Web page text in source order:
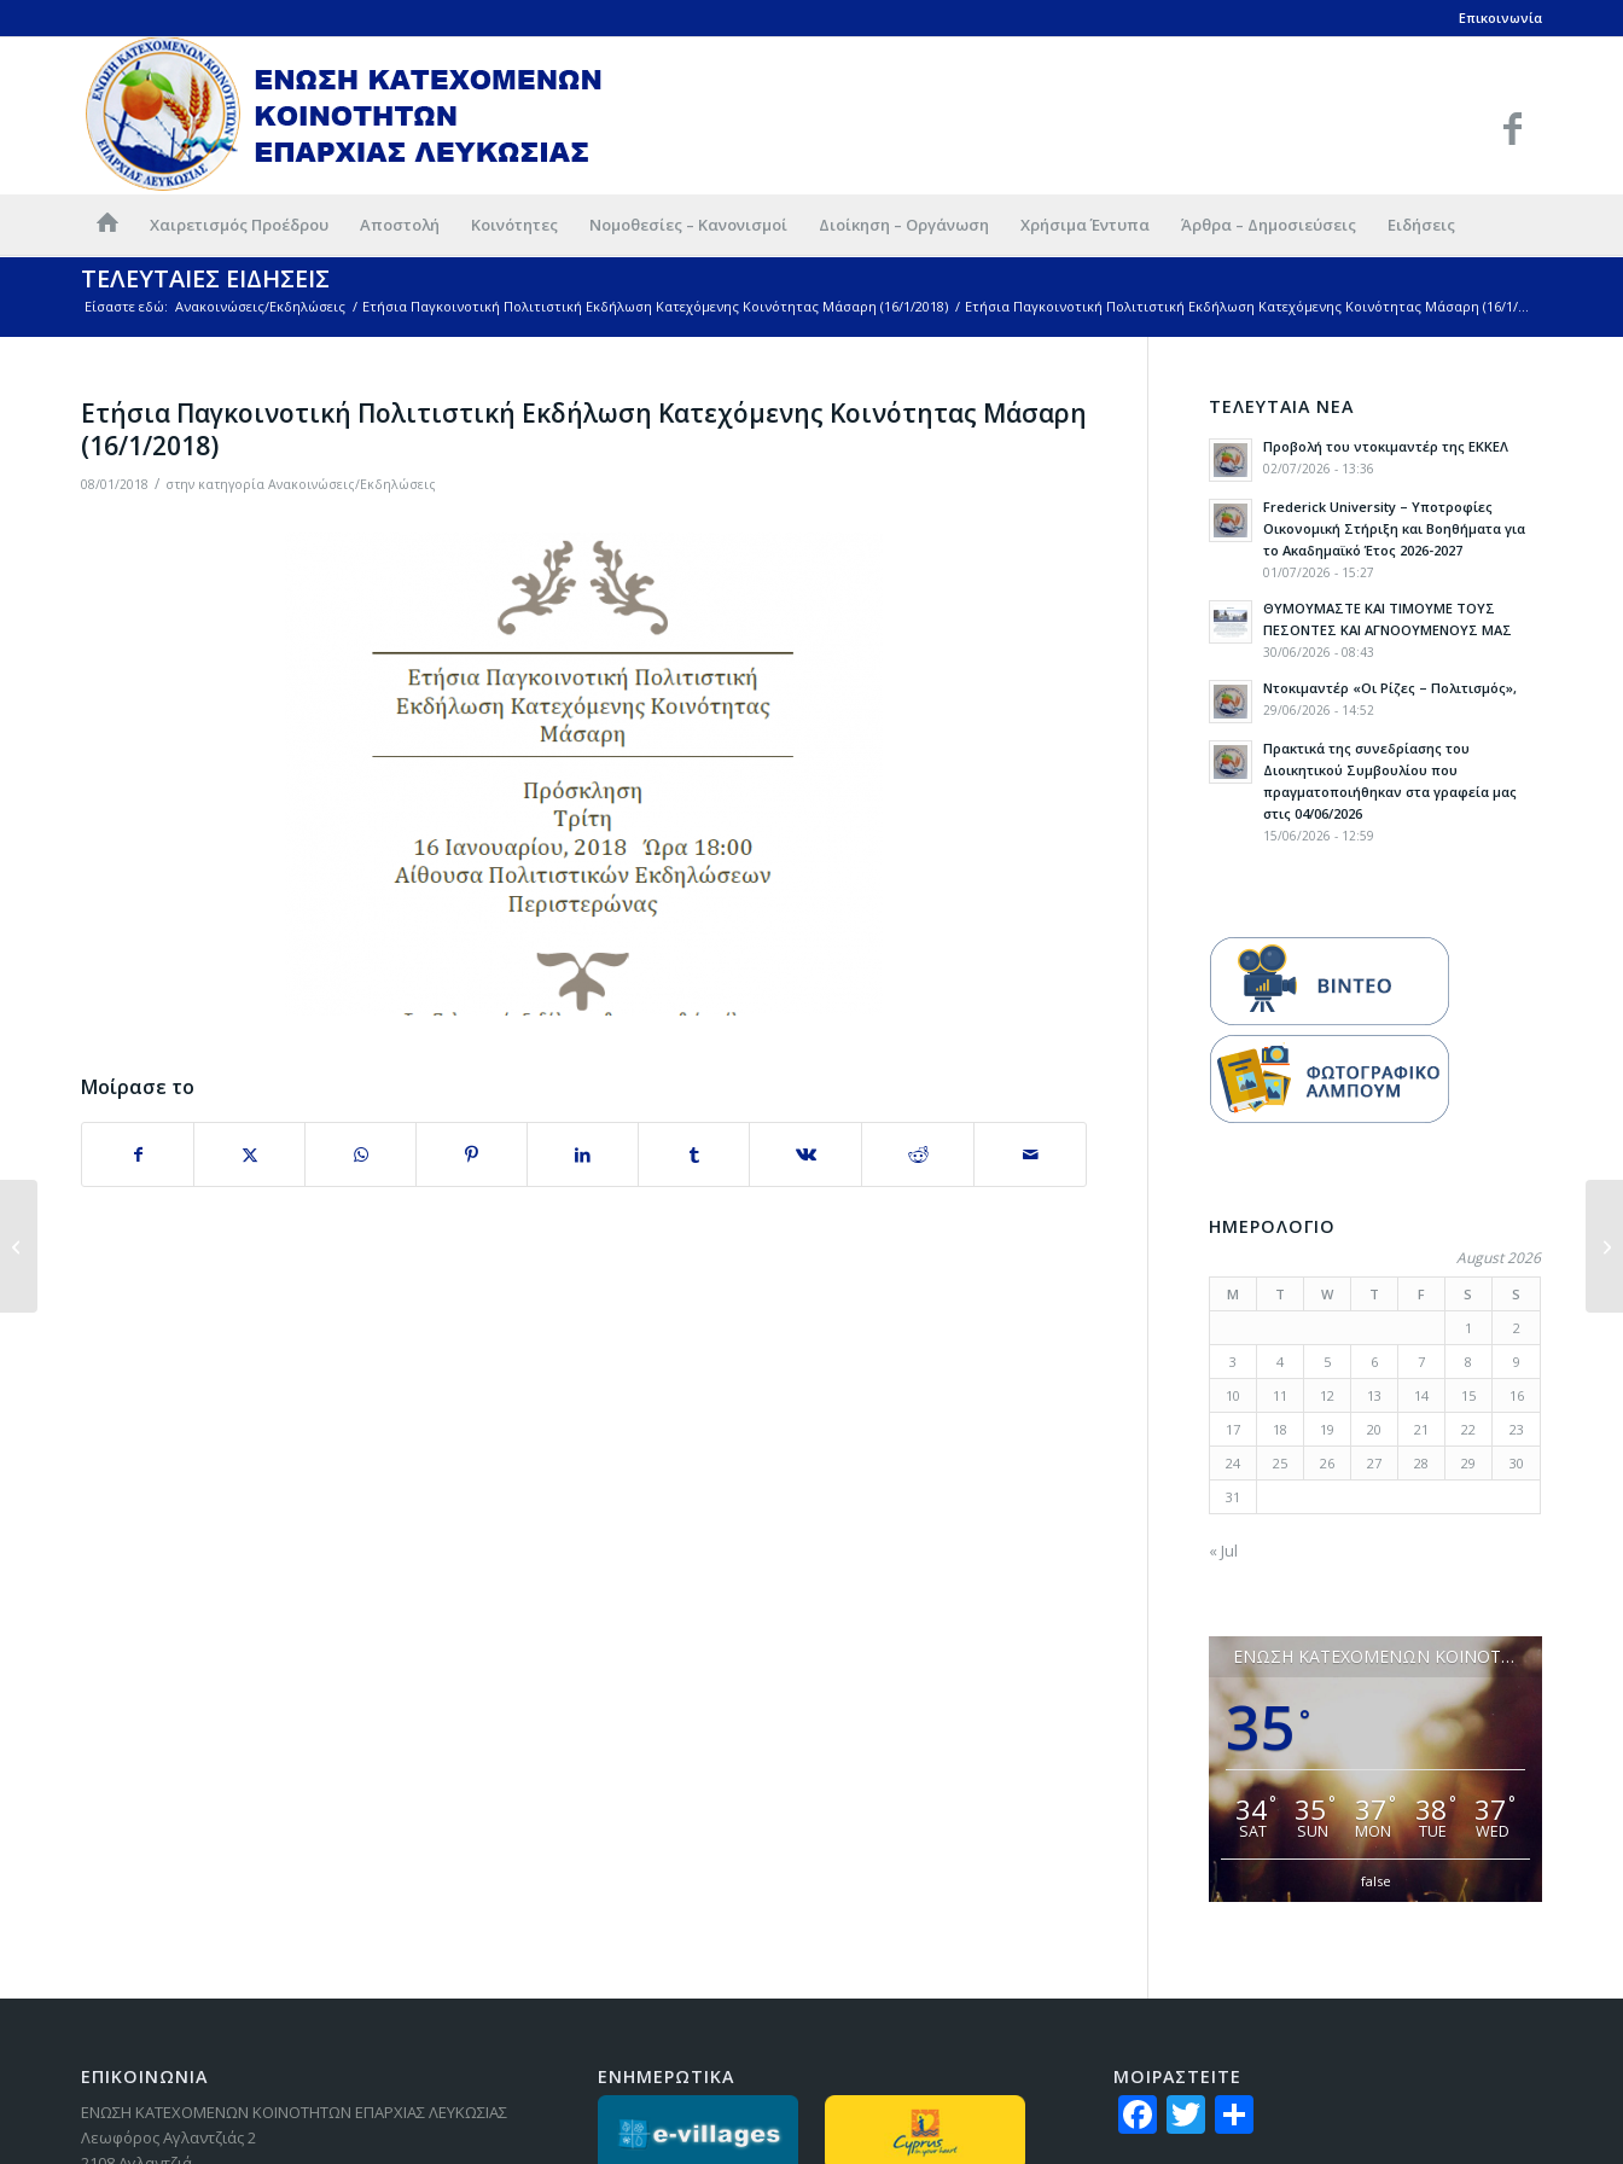
Επικοινωνία
Χαιρετισμός Προέδρου Αποστολή Κοινότητες Νομοθεσίες – Κανονισμοί Διοίκηση – Οργάνωση Χρήσιμα Έντυπα Άρθρα – Δημοσιεύσεις Ειδήσεις
ΤΕΛΕΥΤΑΙΕΣ ΕΙΔΗΣΕΙΣ
Είσαστε εδώ: Ανακοινώσεις/Εκδηλώσεις / Ετήσια Παγκοινοτική Πολιτιστική Εκδήλωση Κατεχόμενης Κοινότητας Μάσαρη (16/1/2018) / Ετήσια Παγκοινοτική Πολιτιστική Εκδήλωση Κατεχόμενης Κοινότητας Μάσαρη (16/1/...
Ετήσια Παγκοινοτική Πολιτιστική Εκδήλωση Κατεχόμενης Κοινότητας Μάσαρη
(16/1/2018)
08/01/2018 / στην κατηγορία Ανακοινώσεις/Εκδηλώσεις
Μοίρασε το
ΤΕΛΕΥΤΑΙΑ ΝΕΑ
Προβολή του ντοκιμαντέρ της ΕΚΚΕΛ
02/07/2026 - 13:36
Frederick University – Υποτροφίες
Οικονομική Στήριξη και Βοηθήματα για
το Ακαδημαϊκό Έτος 2026-2027
01/07/2026 - 15:27
ΘΥΜΟΥΜΑΣΤΕ ΚΑΙ ΤΙΜΟΥΜΕ ΤΟΥΣ
ΠΕΣΟΝΤΕΣ ΚΑΙ ΑΓΝΟΟΥΜΕΝΟΥΣ ΜΑΣ
30/06/2026 - 08:43
Ντοκιμαντέρ «Οι Ρίζες – Πολιτισμός»,
29/06/2026 - 14:52
Πρακτικά της συνεδρίασης του
Διοικητικού Συμβουλίου που
πραγματοποιήθηκαν στα γραφεία μας
στις 04/06/2026
15/06/2026 - 12:59
ΗΜΕΡΟΛΟΓΙΟ
August 2026
M T W T F S
S
1
2
3
4 5 6 7 8
9
10
11 12 13 14 15
16
17
18 19 20 21 22
23
24
25 26 27 28 29
30
31
« Jul
ΕΝΩΣΗ ΚΑΤΕΧΟΜΕΝΩΝ ΚΟΙΝΟΤΗΤΩΝ ΛΕΥΚΩΣΙΑΣ
35 °
34°
SAT
35°
SUN
37°
MON
38°
TUE
37°
WED
false
ΕΠΙΚΟΙΝΩΝΙΑ
ΕΝΩΣΗ ΚΑΤΕΧΟΜΕΝΩΝ ΚΟΙΝΟΤΗΤΩΝ ΕΠΑΡΧΙΑΣ ΛΕΥΚΩΣΙΑΣ
Λεωφόρος Αγλαντζιάς 2
ΕΝΗΜΕΡΩΤΙΚΑ ΜΟΙΡΑΣTEITE
Facebook
Twitter